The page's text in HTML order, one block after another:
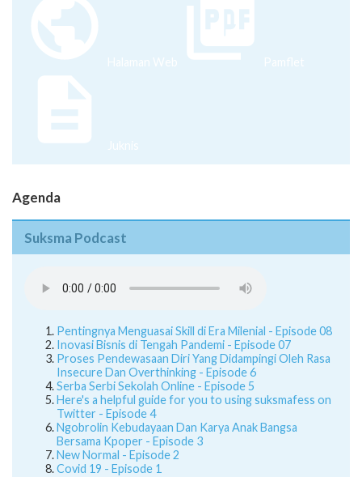
Halaman Web Pamflet
Juknis
Agenda
Suksma Podcast
Pentingnya Menguasai Skill di Era Milenial - Episode 08
Inovasi Bisnis di Tengah Pandemi - Episode 07
Proses Pendewasaan Diri Yang Didampingi Oleh Rasa
Insecure Dan Overthinking - Episode 6
Serba Serbi Sekolah Online - Episode 5
Here's a helpful guide for you to using suksmafess on
Twitter - Episode 4
Ngobrolin Kebudayaan Dan Karya Anak Bangsa
Bersama Kpoper - Episode 3
New Normal - Episode 2
Covid 19 - Episode 1